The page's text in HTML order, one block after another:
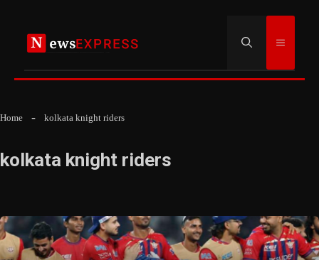
content
Menu
Home kolkata knight riders
kolkata knight riders